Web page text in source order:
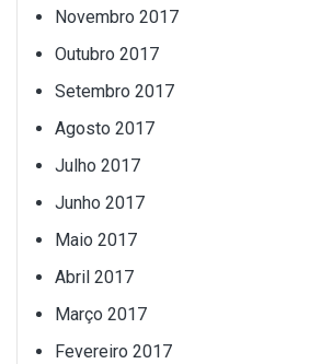
Novembro 2017
Outubro 2017
Setembro 2017
Agosto 2017
Julho 2017
Junho 2017
Maio 2017
Abril 2017
Março 2017
Fevereiro 2017